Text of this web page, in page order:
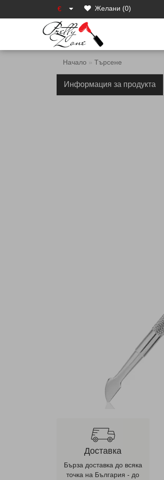
€ Желани (0)
Начало Търсене
Информация за продукта
Доставка
Бърза доставка до всяка
точка на България - до